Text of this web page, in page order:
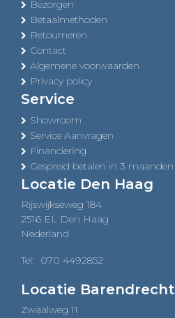
Bezorgen
Betaalmethoden
Retourneren
Contact
Algemene voorwaarden
Privacy policy
Service
Showroom
Service Aanvragen
Financiering
Gespreid betalen in 3 maanden
Locatie Den Haag
Rijswijkseweg 184
2516 EL Den Haag
Nederland
Tel: 070 4492852
Locatie Barendrecht
Zwaalweg 11